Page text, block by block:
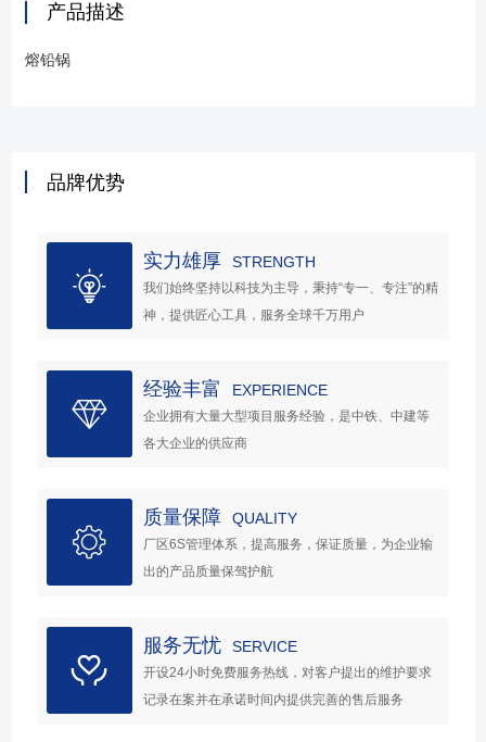
产品描述
熔铅锅
品牌优势
实力雄厚 STRENGTH
我们始终坚持以科技为主导，秉持“专一、专注”的精
神，提供匠心工具，服务全球千万用户
经验丰富 EXPERIENCE
企业拥有大量大型项目服务经验，是中铁、中建等
各大企业的供应商
质量保障 QUALITY
厂区6S管理体系，提高服务，保证质量，为企业输
出的产品质量保驾护航
服务无忧 SERVICE
开设24小时免费服务热线，对客户提出的维护要求
记录在案并在承诺时间内提供完善的售后服务